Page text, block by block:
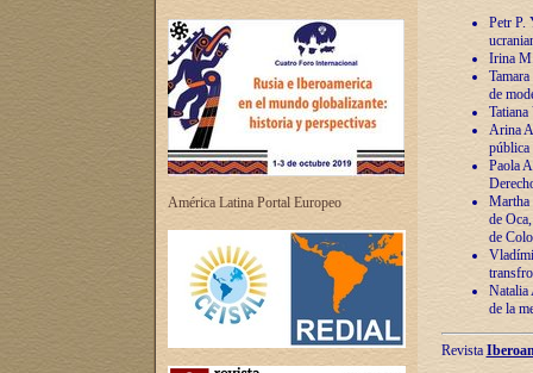
América Latina Portal Europeo
Petr P.
Irina
de
Arina
pública
Paola
Martha
de
de
Natalia
de la
Revista